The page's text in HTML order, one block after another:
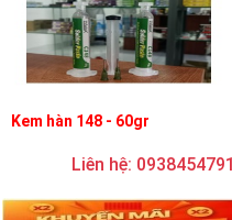
Kem hàn 148 - 60gr
Liên hệ: 0938454791